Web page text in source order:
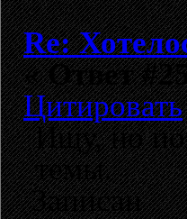
Re:
«Ответ
Цитировать
Ищу, но
темы.
Записан